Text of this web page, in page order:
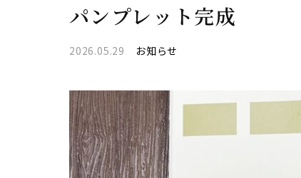
パンプレット完成
2026.05.29 お知らせ